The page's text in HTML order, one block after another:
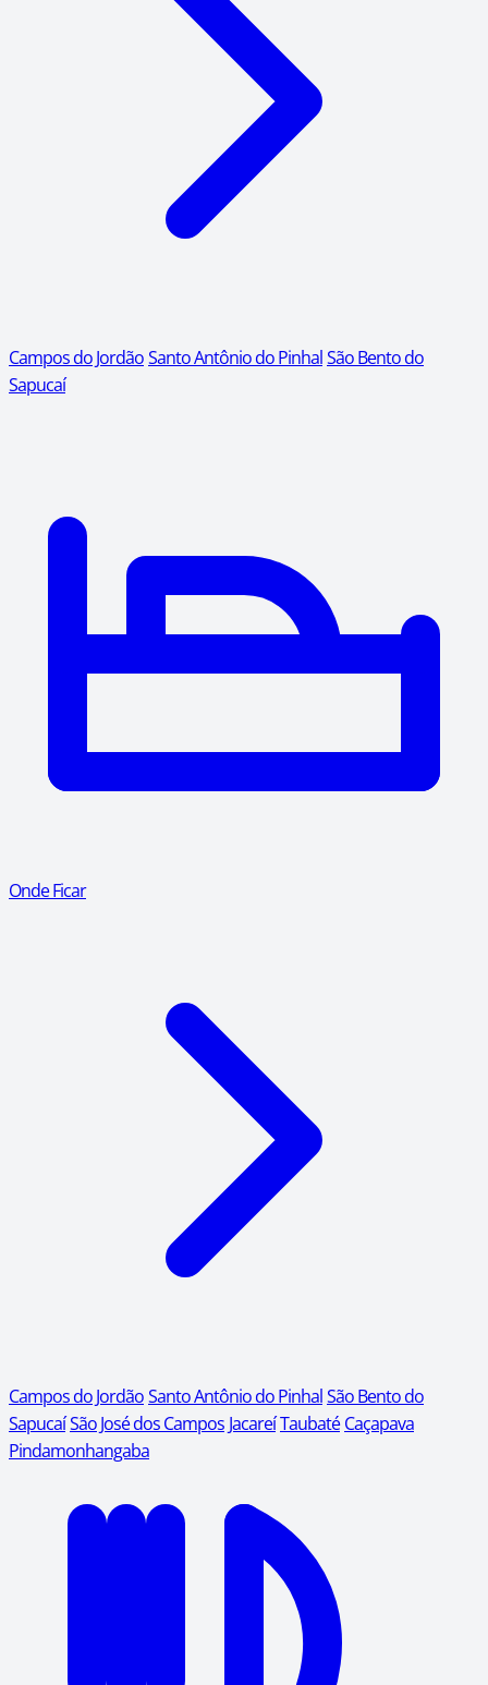
Campos do JordãoSanto Antônio do PinhalSão Bento do
Sapucaí
Onde Ficar
Campos do JordãoSanto Antônio do PinhalSão Bento do
SapucaíSão José dos Campos JacareíTaubaté Caçapava
Pindamonhangaba